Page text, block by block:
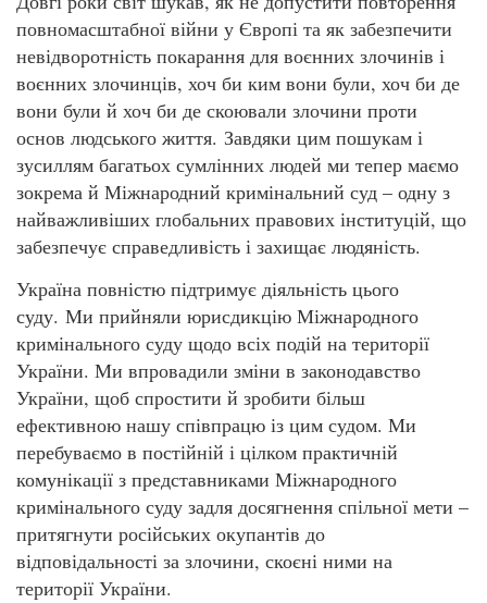
повномасштабної війни у Європі та як забезпечити
невідворотність покарання для воєнних злочинів і
воєнних злочинців, хоч би ким вони були, хоч би де
вони були й хоч би де скоювали злочини проти
основ людського життя. Завдяки цим пошукам і
зусиллям багатьох сумлінних людей ми тепер маємо
зокрема й Міжнародний кримінальний суд – одну з
найважливіших глобальних правових інституцій, що
забезпечує справедливість і захищає людяність.
Україна повністю підтримує діяльність цього
суду. Ми прийняли юрисдикцію Міжнародного
кримінального суду щодо всіх подій на території
України. Ми впровадили зміни в законодавство
України, щоб спростити й зробити більш
ефективною нашу співпрацю із цим судом. Ми
перебуваємо в постійній і цілком практичній
комунікації з представниками Міжнародного
кримінального суду задля досягнення спільної мети –
притягнути російських окупантів до
відповідальності за злочини, скоєні ними на
території України.